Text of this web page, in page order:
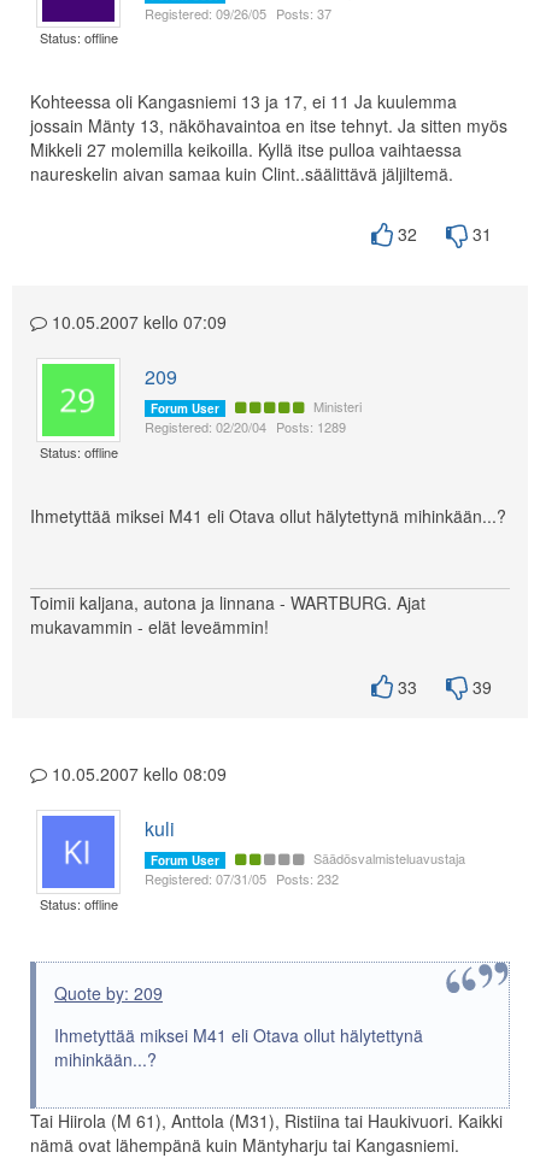
Status: offline
Registered: 09/26/05 Posts: 37
Kohteessa oli Kangasniemi 13 ja 17, ei 11 Ja kuulemma
jossain Mänty 13, näköhavaintoa en itse tehnyt. Ja sitten myös
Mikkeli 27 molemilla keikoilla. Kyllä itse pulloa vaihtaessa
naureskelin aivan samaa kuin Clint..säälittävä jäljiltemä.
32 31
10.05.2007 kello 07:09
Status: offline
209
Forum User
Ministeri
Registered: 02/20/04 Posts: 1289
Ihmetyttää miksei M41 eli Otava ollut hälytettynä mihinkään...?
Toimii kaljana, autona ja linnana - WARTBURG. Ajat
mukavammin - elät leveämmin!
33 39
10.05.2007 kello 08:09
Status: offline
kuli
Forum User
Säädösvalmisteluavustaja
Registered: 07/31/05 Posts: 232
Quote by: 209
Ihmetyttää miksei M41 eli Otava ollut hälytettynä
mihinkään...?
Tai Hiirola (M 61), Anttola (M31), Ristiina tai Haukivuori. Kaikki
nämä ovat lähempänä kuin Mäntyharju tai Kangasniemi.